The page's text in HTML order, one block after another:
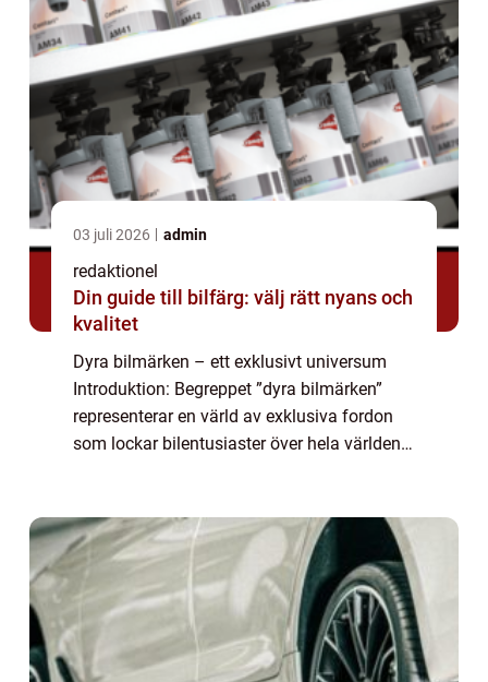
03 juli 2026 admin
redaktionel
Din guide till bilfärg: välj rätt nyans och
kvalitet
Dyra bilmärken – ett exklusivt universum
Introduktion: Begreppet ”dyra bilmärken”
representerar en värld av exklusiva fordon
som lockar bilentusiaster över hela världen.